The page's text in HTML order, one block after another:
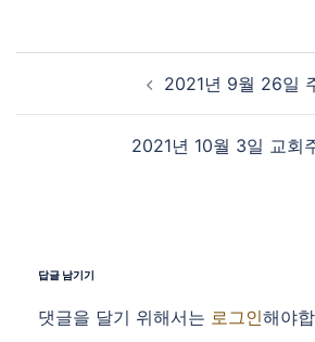
Post navigation
2021년 9월 26일
2021년 10월 3일 교회
답글 남기기
댓글을 달기 위해서는 로그인해야